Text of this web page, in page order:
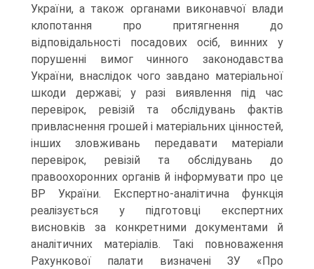
України, а також органами виконавчої влади
клопо­тання про притягнення до
відповідальності посадових осіб, винних у
порушенні вимог чинного законодавства
України, внаслідок чого завдано матеріальної
шкоди державі; у разі виявлення під час
перевірок, ревізій та обслідувань фактів
привласнення грошей і матеріальних цінностей,
інших зловживань передавати матеріали
перевірок, ревізій та обслідувань до
правоохоронних органів й інформувати про це
ВР України. Експертно-аналітична функція
реалізується у підготовці експертних
висновків за конкретними документами й
аналітичних матеріалів. Такі повноваження
Рахунко­вої палати визначені ЗУ «Про